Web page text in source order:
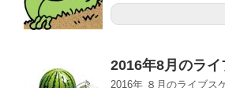
2016年8月のラ
2016年 ８月のライブス